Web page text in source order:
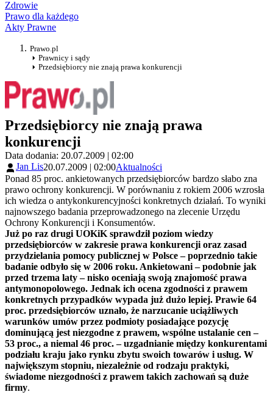
Zdrowie
Prawo dla każdego
Akty Prawne
Prawo.pl
Prawnicy i sądy
Przedsiębiorcy nie znają prawa konkurencji
Przedsiębiorcy nie znają prawa
konkurencji
Data dodania: 20.07.2009 | 02:00
Jan Lis20.07.2009 | 02:00Aktualności
Ponad 85 proc. ankietowanych przedsiębiorców bardzo słabo zna
prawo ochrony konkurencji. W porównaniu z rokiem 2006 wzrosła
ich wiedza o antykonkurencyjności konkretnych działań. To wyniki
najnowszego badania przeprowadzonego na zlecenie Urzędu
Ochrony Konkurencji i Konsumentów.
Już po raz drugi UOKiK sprawdził poziom wiedzy
przedsiębiorców w zakresie prawa konkurencji oraz zasad
przydzielania pomocy publicznej w Polsce – poprzednio takie
badanie odbyło się w 2006 roku. Ankietowani – podobnie jak
przed trzema laty – nisko oceniają swoją znajomość prawa
antymonopolowego. Jednak ich ocena zgodności z prawem
konkretnych przypadków wypada już dużo lepiej. Prawie 64
proc. przedsiębiorców uznało, że narzucanie uciążliwych
warunków umów przez podmioty posiadające pozycję
dominującą jest niezgodne z prawem, wspólne ustalanie cen –
53 proc., a niemal 46 proc. – uzgadnianie między konkurentami
podziału kraju jako rynku zbytu swoich towarów i usług. W
największym stopniu, niezależnie od rodzaju praktyki,
świadome niezgodności z prawem takich zachowań są duże
firmy.